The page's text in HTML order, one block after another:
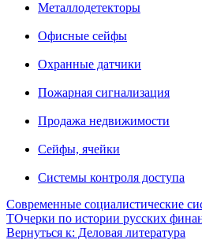
Металлодетекторы
Офисные сейфы
Охранные датчики
Пожарная сигнализация
Продажа недвижимости
Сейфы, ячейки
Системы контроля доступа
Современные социалистические
ТОчерки по истории русских
Вернуться к: Деловая литература